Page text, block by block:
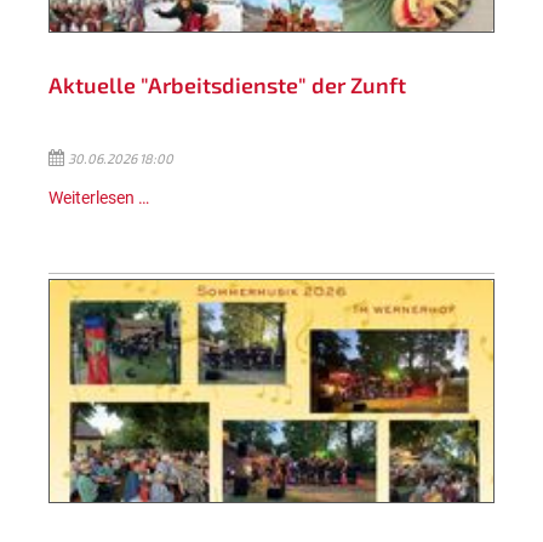
Aktuelle "Arbeitsdienste" der Zunft
30.06.2026 18:00
Weiterlesen …